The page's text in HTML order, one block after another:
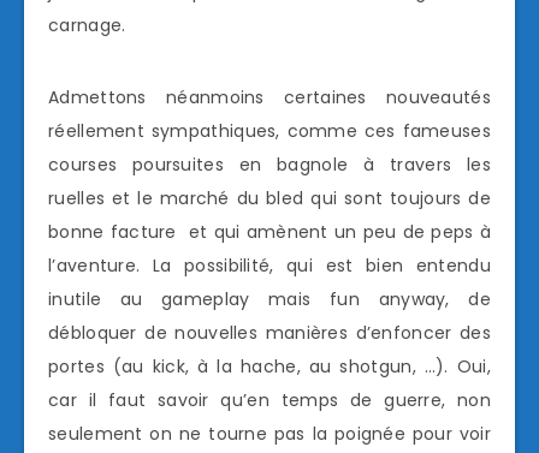
carnage.
Admettons néanmoins certaines nouveautés
réellement sympathiques, comme ces fameuses
courses poursuites en bagnole à travers les
ruelles et le marché du bled qui sont toujours de
bonne facture et qui amènent un peu de peps à
l’aventure. La possibilité, qui est bien entendu
inutile au gameplay mais fun anyway, de
débloquer de nouvelles manières d’enfoncer des
portes (au kick, à la hache, au shotgun, …). Oui,
car il faut savoir qu’en temps de guerre, non
seulement on ne tourne pas la poignée pour voir